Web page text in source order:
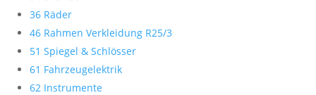
36 Räder
46 Rahmen Verkleidung R25/3
51 Spiegel & Schlösser
61 Fahrzeugelektrik
62 Instrumente